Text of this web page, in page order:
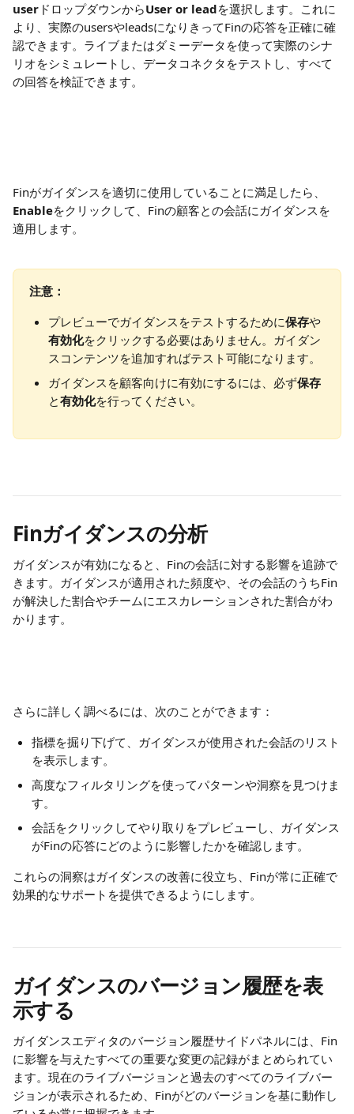
user ドロップダウンからUser or leadを選択します。これに
より、実際のusersやleadsになりきってFinの応答を正確に確
認できます。ライブまたはダミーデータを使って実際のシナ
リオをシミュレートし、データコネクタをテストし、すべて
の回答を検証できます。
Finがガイダンスを適切に使用していることに満足したら、
Enableをクリックして、Finの顧客との会話にガイダンスを
適用します。
注意：
プレビューでガイダンスをテストするために保存や
有効化をクリックする必要はありません。ガイダン
スコンテンツを追加すればテスト可能になります。
ガイダンスを顧客向けに有効にするには、必ず保存
と有効化を行ってください。
Finガイダンスの分析
ガイダンスが有効になると、Finの会話に対する影響を追跡で
きます。ガイダンスが適用された頻度や、その会話のうちFin
が解決した割合やチームにエスカレーションされた割合がわ
かります。
さらに詳しく調べるには、次のことができます：
指標を掘り下げて、ガイダンスが使用された会話のリスト
を表示します。
高度なフィルタリングを使ってパターンや洞察を見つけま
す。
会話をクリックしてやり取りをプレビューし、ガイダンス
がFinの応答にどのように影響したかを確認します。
これらの洞察はガイダンスの改善に役立ち、Finが常に正確で
効果的なサポートを提供できるようにします。
ガイダンスのバージョン履歴を表
示する
ガイダンスエディタのバージョン履歴サイドパネルには、Fin
に影響を与えたすべての重要な変更の記録がまとめられてい
ます。現在のライブバージョンと過去のすべてのライブバー
ジョンが表示されるため、Finがどのバージョンを基に動作し